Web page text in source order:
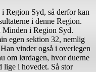
Region Syd, så derfor kan
i denne Region.
Minden i Region Syd.
egen sektion 32, nemlig
vinder også i overlegen
om lørdagen, hvor duerne
lige i hovedet. Så stor